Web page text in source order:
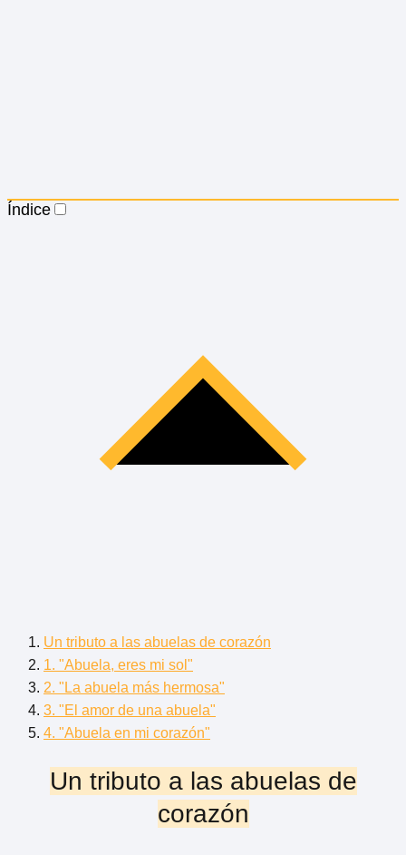
Índice
Un tributo a las abuelas de corazón
1. "Abuela, eres mi sol"
2. "La abuela más hermosa"
3. "El amor de una abuela"
4. "Abuela en mi corazón"
Un tributo a las abuelas de
corazón